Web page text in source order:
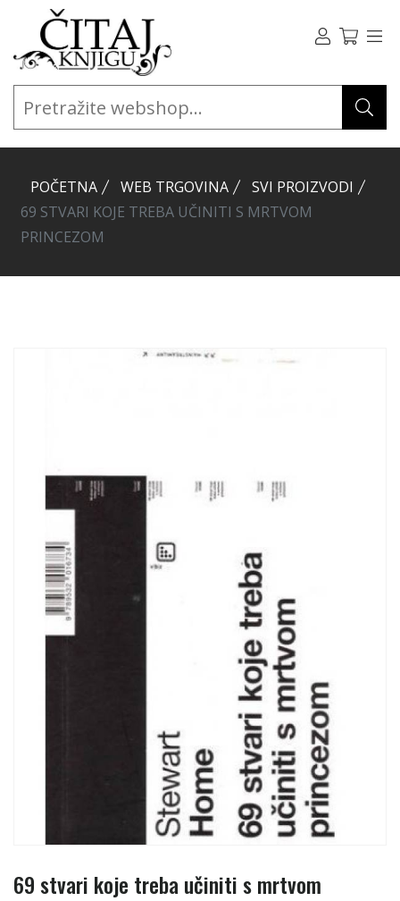
POČETNA WEB TRGOVINA
SVI PROIZVODI
69 STVARI KOJE TREBA UČINITI S MRTVOM
PRINCEZOM
69 stvari koje treba učiniti s mrtvom